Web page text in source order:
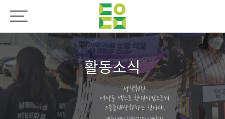
활동소식